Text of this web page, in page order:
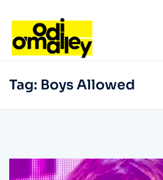
Tag: Boys Allowed